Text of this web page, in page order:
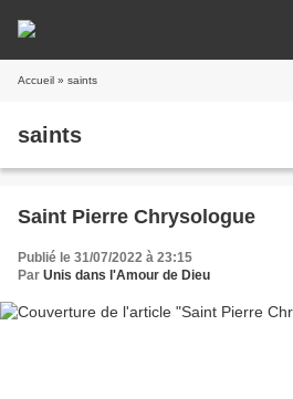
Accueil » saints
saints
Saint Pierre Chrysologue
Publié le 31/07/2022 à 23:15
Par Unis dans l'Amour de Dieu